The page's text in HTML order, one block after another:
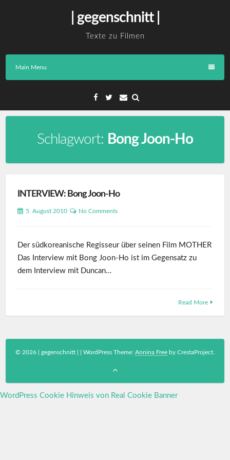
| gegenschnitt |
Texte zu Filmen
Main Menu
Facebook
TwitterEmail
Schlagwort: Bong Joon-Ho
INTERVIEW: Bong Joon-Ho
5. August 2010 No Comments
Der südkoreanische Regisseur über seinen Film MOTHER
Das Interview mit Bong Joon-Ho ist im Gegensatz zu
dem Interview mit Duncan…
Read More
© 2026 | gegenschnitt | WordPress Theme: Annina Free by CrestaProject.
WordPress Cookie Hinweis von Real Cookie Banner